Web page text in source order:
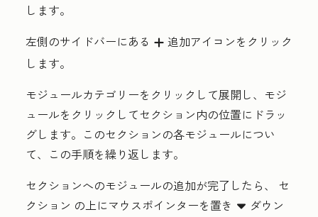
します。
左側のサイドバーにある add 追加アイコンをクリック
します。
モジュールカテゴリーをクリックして展開し、 モジ
ュールをクリックしてセクション内の位置にドラッ
グします。このセクションの各モジュールについ
て、この手順を繰り返します。
セクションへのモジュールの追加が完了したら、 セ
クション の上にマウスポインターを置き downCarat ダウン